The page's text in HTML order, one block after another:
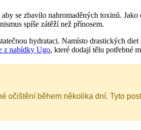
se zbavilo nahromaděných toxinů.
spíše zátěží než přínosem.
hydrataci. Namísto drastických
z nabídky Ugo, které dodají tělu potřebné
očištění během několika dní. Tyto